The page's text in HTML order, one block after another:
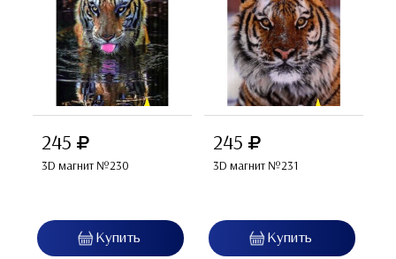
245
3D магнит №230
245
3D магнит №231